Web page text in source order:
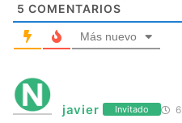
5 COMENTARIOS
Más nuevo
javier Invitado